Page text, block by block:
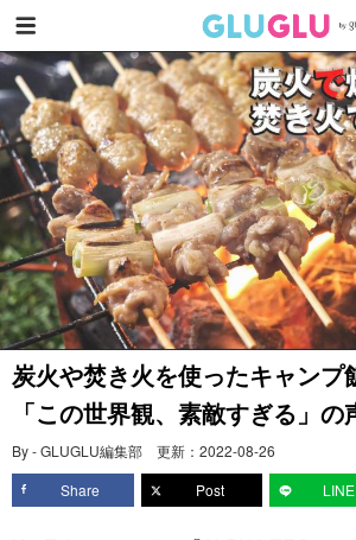
炭火や焚き火を使ったキャンプ
「この世界観、素敵すぎる」の
By - GLUGLU編集部 更新： 2022-08-26
Share
Post LINE